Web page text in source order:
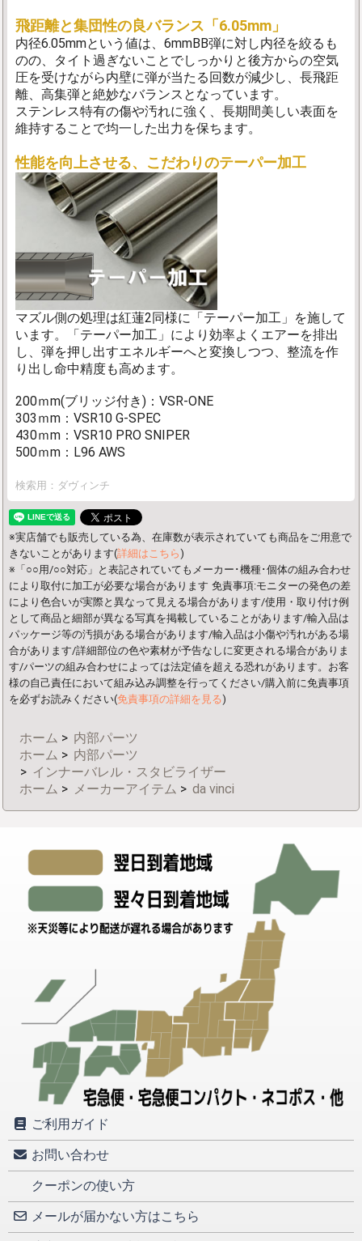
飛距離と集団性の良バランス「6.05mm」
内径6.05mmという値は、6mmBB弾に対し内径を絞るも
のの、タイト過ぎないことでしっかりと後方からの空気
圧を受けながら内壁に弾が当たる回数が減少し、長飛距
離、高集弾と絶妙なバランスとなっています。
ステンレス特有の傷や汚れに強く、長期間美しい表面を
維持することで均一した出力を保ちます。
性能を向上させる、こだわりのテーパー加工
マズル側の処理は紅蓮2同様に「テーパー加工」を施して
います。「テーパー加工」により効率よくエアーを排出
し、弾を押し出すエネルギーへと変換しつつ、整流を作
り出し命中精度も高めます。
200ｍm(ブリッジ付き)：VSR-ONE
303ｍm：VSR10 G-SPEC
430ｍm：VSR10 PRO SNIPER
500ｍm：L96 AWS
検索用：ダヴィンチ
※実店舗でも販売している為、在庫数が表示されていても商品をご用意で
きないことがあります(詳細はこちら)
※「○○用/○○対応」と表記されていてもメーカー･機種･個体の組み合わせ
により取付に加工が必要な場合があります 免責事項:モニターの発色の差
により色合いが実際と異なって見える場合があります/使用・取り付け例
として商品と細部が異なる写真を掲載していることがあります/輸入品は
パッケージ等の汚損がある場合があります/輸入品は小傷や汚れがある場
合があります/詳細部位の色や素材が予告なしに変更される場合がありま
す/パーツの組み合わせによっては法定値を超える恐れがあります。お客
様の自己責任において組み込み調整を行ってください/購入前に免責事項
を必ずお読みください(免責事項の詳細を見る)
ホーム > 内部パーツ
ホーム > 内部パーツ
> インナーバレル・スタビライザー
ホーム > メーカーアイテム > da vinci
ご利用ガイド
お問い合わせ
クーポンの使い方
メールが届かない方はこちら